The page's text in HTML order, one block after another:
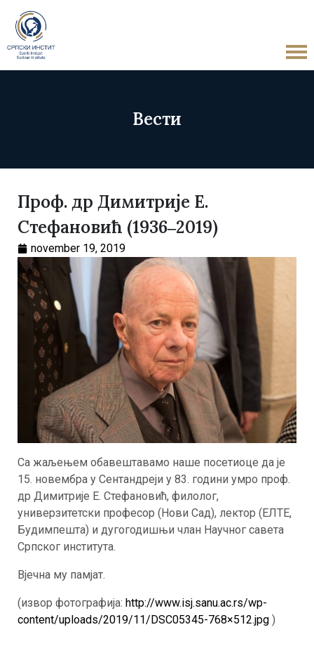
Вести
Проф. др Димитрије Е.
Стефановић (1936‒2019)
november 19, 2019
Са жаљењем обавештавамо наше посетиоце да је
15. новембра у Сентандреји у 83. години умро проф.
др Димитрије Е. Стефановић, филолог,
универзитетски професор (Нови Сад), лектор (ЕЛТЕ,
Будимпешта) и дугогодишњи члан Научног савета
Српског института.
Вјечна му памјат.
(извор фотографија: http://www.isj.sanu.ac.rs/wp-
content/uploads/2019/11/DSC05345-768×512.jpg )